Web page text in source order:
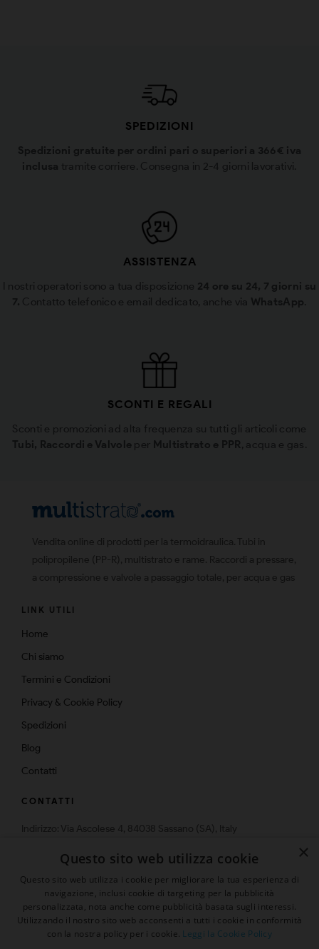
SPEDIZIONI
Spedizioni gratuite per ordini pari o superiori a 366€ iva
inclusa tramite corriere. Consegna in 2-4 giorni lavorativi.
ASSISTENZA
I nostri operatori sono a tua disposizione 24 ore su 24, 7 giorni su
7. Contatto telefonico e email dedicato, anche via WhatsApp
SCONTI E REGALI
Sconti e promozioni ad alta frequenza su tutti gli articoli come
Tubi, Raccordi e Valvole per Multistrato e PPR , acqua e gas.
Vendita online di prodotti per la termoidraulica. Tubi in
polipropilene (PP-R), multistrato e rame. Raccordi a pressare,
a compressione e valvole a passaggio totale, per acqua e gas
LINK UTILI
Home
Chi siamo
Termini e Condizioni
Privacy & Cookie Policy
Spedizioni
Blog
Contatti
CONTATTI
Indirizzo: Via Ascolese 4, 84038 Sassano (SA), Italy
Email: info@multistrato.com
© 2026 | Tutti i diritti sono riservati
Presenta un "Amico" ed ottieni
×
Questo sito web utilizza cookie
Questo sito web utilizza i cookie per migliorare la tua esperienza di
navigazione, inclusi cookie di targeting per la pubblicità
personalizzata, nota anche come pubblicità basata sugli interessi.
Utilizzando il nostro sito web acconsenti a tutti i cookie in conformità
con la nostra policy per i cookie. Leggi la Cookie Policy